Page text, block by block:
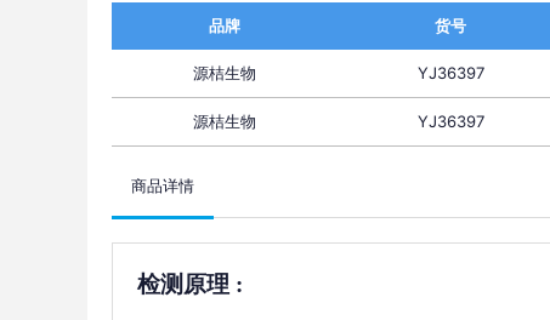
品牌 货号
源桔生物 YJ36397
源桔生物 YJ36397
商品详情
检测原理 :